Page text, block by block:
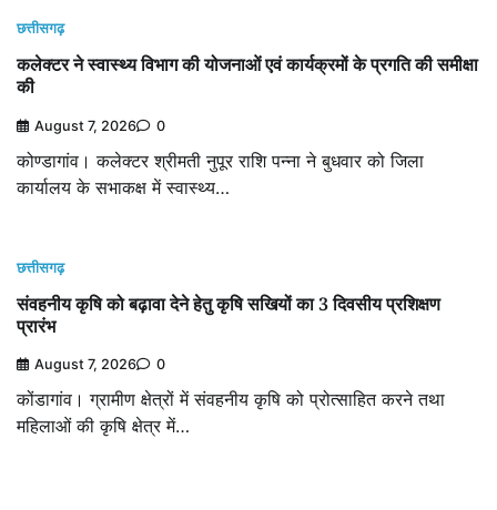
छत्तीसगढ़
कलेक्टर ने स्वास्थ्य विभाग की योजनाओं एवं कार्यक्रमों के प्रगति की समीक्षा
की
August 7, 2026 0
कोण्डागांव। कलेक्टर श्रीमती नुपूर राशि पन्ना ने बुधवार को जिला
कार्यालय के सभाकक्ष में स्वास्थ्य…
छत्तीसगढ़
संवहनीय कृषि को बढ़ावा देने हेतु कृषि सखियों का 3 दिवसीय प्रशिक्षण
प्रारंभ
August 7, 2026 0
कोंडागांव। ग्रामीण क्षेत्रों में संवहनीय कृषि को प्रोत्साहित करने तथा
महिलाओं की कृषि क्षेत्र में…